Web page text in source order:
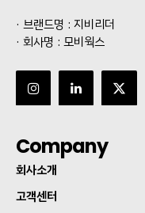
· 브랜드명 : 지비리더
· 회사명 : 모비웍스
Company
회사소개
고객센터